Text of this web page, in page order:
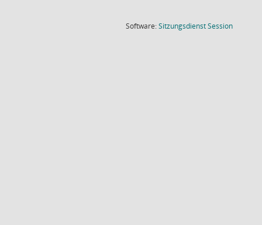
Software:SitzungsdienstSession(Wird in